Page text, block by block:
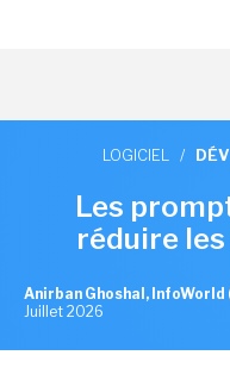
LOGICIEL /
Les
réduire
Anirban Ghoshal,
Juillet 2026